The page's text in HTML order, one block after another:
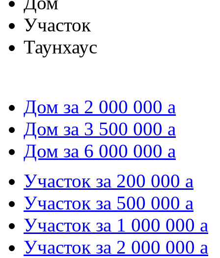
Участок
Таунхаус
Дом за 2 000 000 a
Дом за 3 500 000 a
Дом за 6 000 000 a
Участок за 200 000 a
Участок за 500 000 a
Участок за 1 000 000 a
Участок за 2 000 000 a